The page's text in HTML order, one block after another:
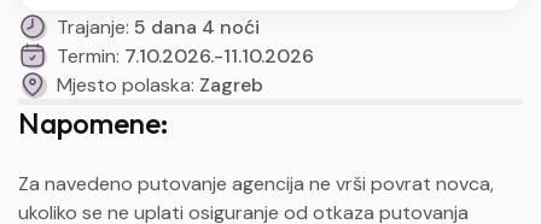
Trajanje: 5 dana 4 noći
Termin: 7.10.2026.-11.10.2026
Mjesto polaska: Zagreb
Napomene:
Za navedeno putovanje agencija ne vrši povrat novca,
ukoliko se ne uplati osiguranje od otkaza putovanja